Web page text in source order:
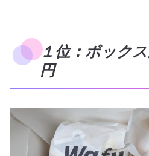
１位：ボック
円